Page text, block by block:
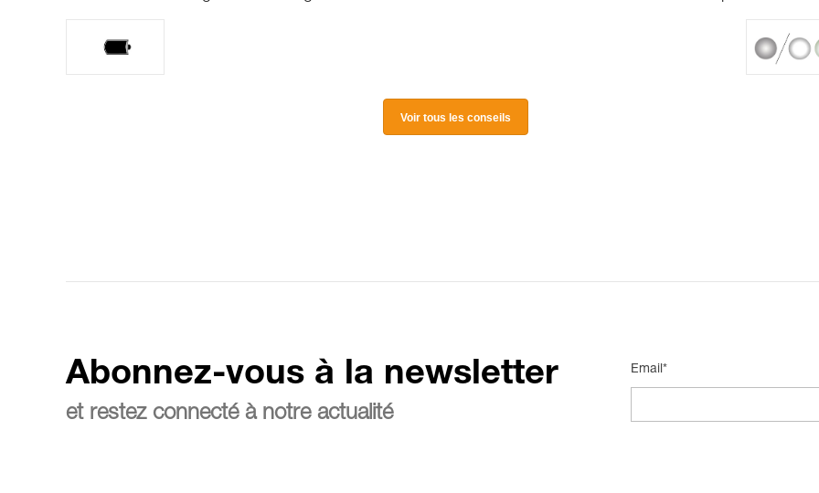
Voir tous les conseils
Abonnez-vous à la newsletter
et restez connecté à notre actualité
Email*